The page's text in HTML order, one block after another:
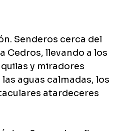
Senderos cerca del
Cedros, llevando a los
y miradores
aguas calmadas, los
atardeceres